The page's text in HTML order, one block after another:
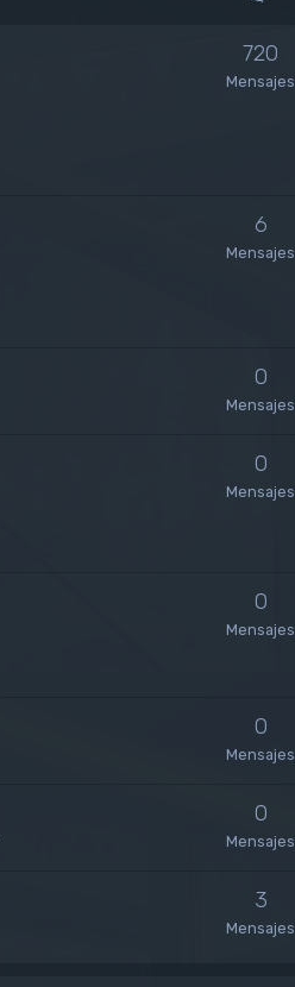
720
Mensajes
6
Mensajes
0
Mensajes
0
Mensajes
0
Mensajes
0
Mensajes
0
Mensajes
3
Mensajes